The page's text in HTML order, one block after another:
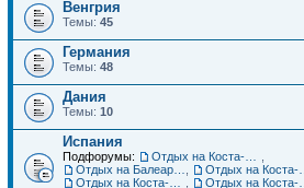
Венгрия
Темы: 45
Германия
Темы: 48
Дания
Темы: 10
Испания
Подфорумы: